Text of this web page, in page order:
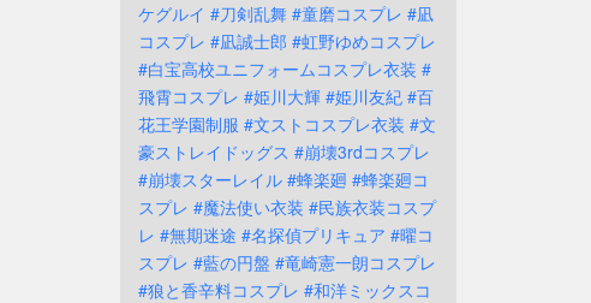
ケグルイ #刀剣乱舞 #童磨コスプレ #凪
コスプレ #凪誠士郎 #虹野ゆめコスプレ
#白宝高校ユニフォームコスプレ衣装 #
飛霄コスプレ #姫川大輝 #姫川友紀 #百
花王学園制服 #文ストコスプレ衣装 #文
豪ストレイドッグス #崩壊3rdコスプレ
#崩壊スターレイル #蜂楽廻 #蜂楽廻コ
スプレ #魔法使い衣装 #民族衣装コスプ
レ #無期迷途 #名探偵プリキュア #曜コ
スプレ #藍の円盤 #竜崎憲一朗コスプレ
#狼と香辛料コスプレ #和洋ミックスコ